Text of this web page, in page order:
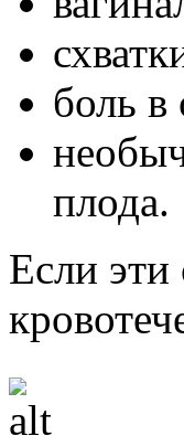
боль в
плода.
Если эти